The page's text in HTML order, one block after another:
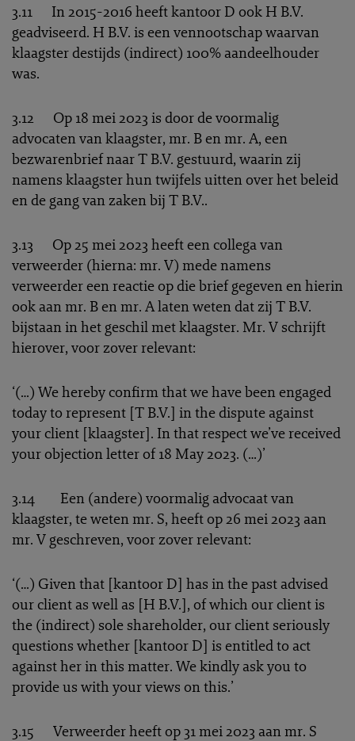
3.11 In 2015-2016 heeft kantoor D ook H B.V.
geadviseerd. H B.V. is een vennootschap waarvan
klaagster destijds (indirect) 100% aandeelhouder
was.
3.12 Op 18 mei 2023 is door de voormalig
advocaten van klaagster, mr. B en mr. A, een
bezwarenbrief naar T B.V. gestuurd, waarin zij
namens klaagster hun twijfels uitten over het beleid
en de gang van zaken bij T B.V..
3.13 Op 25 mei 2023 heeft een collega van
verweerder (hierna: mr. V) mede namens
verweerder een reactie op die brief gegeven en hierin
ook aan mr. B en mr. A laten weten dat zij T B.V.
bijstaan in het geschil met klaagster. Mr. V schrijft
hierover, voor zover relevant:
‘(…) We hereby confirm that we have been engaged
today to represent [T B.V.] in the dispute against
your client [klaagster]. In that respect we’ve received
your objection letter of 18 May 2023. (…)’
3.14 Een (andere) voormalig advocaat van
klaagster, te weten mr. S, heeft op 26 mei 2023 aan
mr. V geschreven, voor zover relevant:
‘(…) Given that [kantoor D] has in the past advised
our client as well as [H B.V.], of which our client is
the (indirect) sole shareholder, our client seriously
questions whether [kantoor D] is entitled to act
against her in this matter. We kindly ask you to
provide us with your views on this.’
3.15 Verweerder heeft op 31 mei 2023 aan mr. S